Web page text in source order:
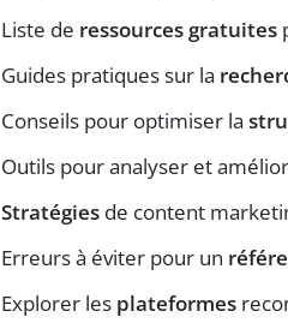
Liste de ressources gratuites
Guides pratiques sur la
Conseils pour optimiser la
Outils pour analyser et
Stratégies de content
Erreurs à éviter pour un
Explorer les plateformes